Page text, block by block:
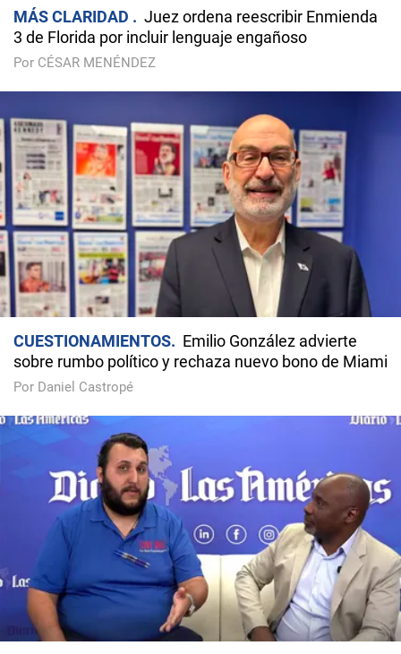
MÁS CLARIDAD
Juez ordena reescribir Enmienda
3 de Florida por incluir lenguaje engañoso
Por CÉSAR MENÉNDEZ
CUESTIONAMIENTOS
Emilio González advierte
sobre rumbo político y rechaza nuevo bono de Miami
Por Daniel Castropé